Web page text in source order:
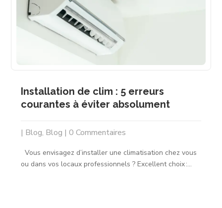
Installation de clim : 5 erreurs
courantes à éviter absolument
| Blog, Blog | 0 Commentaires
Vous envisagez d’installer une climatisation chez vous
ou dans vos locaux professionnels ? Excellent choix :...